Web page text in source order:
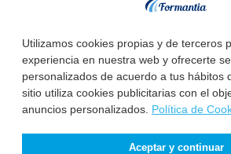
Utilizamos cookies propias y de terceros
experiencia en nuestra web y ofrecerte
personalizados de acuerdo a tus hábitos
sitio utiliza cookies publicitarias con el
anuncios personalizados. Política de
Aceptar y continuar